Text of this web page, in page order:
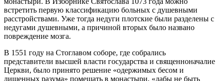
встретить первую классификацию больных с душевными
расстройствами. Уже тогда недуги плотские были разделены с
недугами душевными, а причиной вторых было названо
повреждение мозга.
В 1551 году на Стоглавом соборе, где собрались
представители высшей власти государства и священноначалие
Церкви, было принято решение «одержимых бесом и
лишенных разума» помещать в монастыри, «дабы не быть